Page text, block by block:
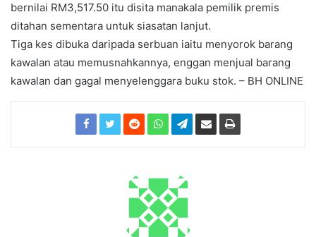
bernilai RM3,517.50 itu disita manakala pemilik premis
ditahan sementara untuk siasatan lanjut.
Tiga kes dibuka daripada serbuan iaitu menyorok barang
kawalan atau memusnahkannya, enggan menjual barang
kawalan dan gagal menyelenggara buku stok. – BH ONLINE